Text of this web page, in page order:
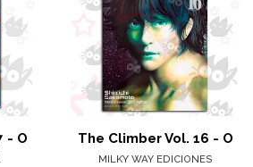
- O The Climber Vol. 16 - O
MILKY WAY EDICIONES